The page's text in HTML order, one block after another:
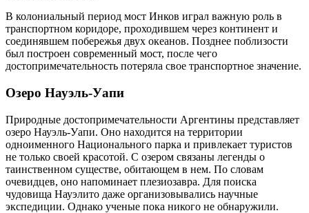
В колониальный период мост Инков играл важную роль в
транспортном коридоре, проходившем через континент и
соединявшем побережья двух океанов. Позднее поблизости
был построен современный мост, после чего
достопримечательность потеряла свое транспортное значение.
Озеро Науэль-Уапи
Природные достопримечательности Аргентины представляет
озеро Науэль-Уапи. Оно находится на территории
одноименного Национального парка и привлекает туристов
не только своей красотой. С озером связаны легенды о
таинственном существе, обитающем в нем. По словам
очевидцев, оно напоминает плезиозавра. Для поиска
чудовища Науэлито даже организовывались научные
экспедиции. Однако ученые пока никого не обнаружили.